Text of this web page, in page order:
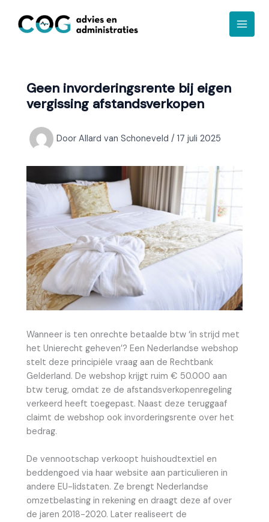
Geen invorderingsrente bij eigen
vergissing afstandsverkopen
Door Allard van Schoneveld / 17 juli 2025
Wanneer is ten onrechte betaalde btw ‘in strijd met
het Unierecht geheven’? Een Nederlandse webshop
stelt deze principiële vraag aan de Rechtbank
Gelderland. De webshop krijgt ruim € 50.000 aan
btw terug, omdat ze de afstandsverkopenregeling
verkeerd heeft toegepast. Naast deze teruggaaf
claimt de webshop ook invorderingsrente over het
bedrag.
De vennootschap verkoopt huishoudtextiel en
beddengoed via haar website aan particulieren in
andere EU-lidstaten. Ze brengt Nederlandse
omzetbelasting in rekening en draagt deze af over
de jaren 2018-2020. Later realiseert de